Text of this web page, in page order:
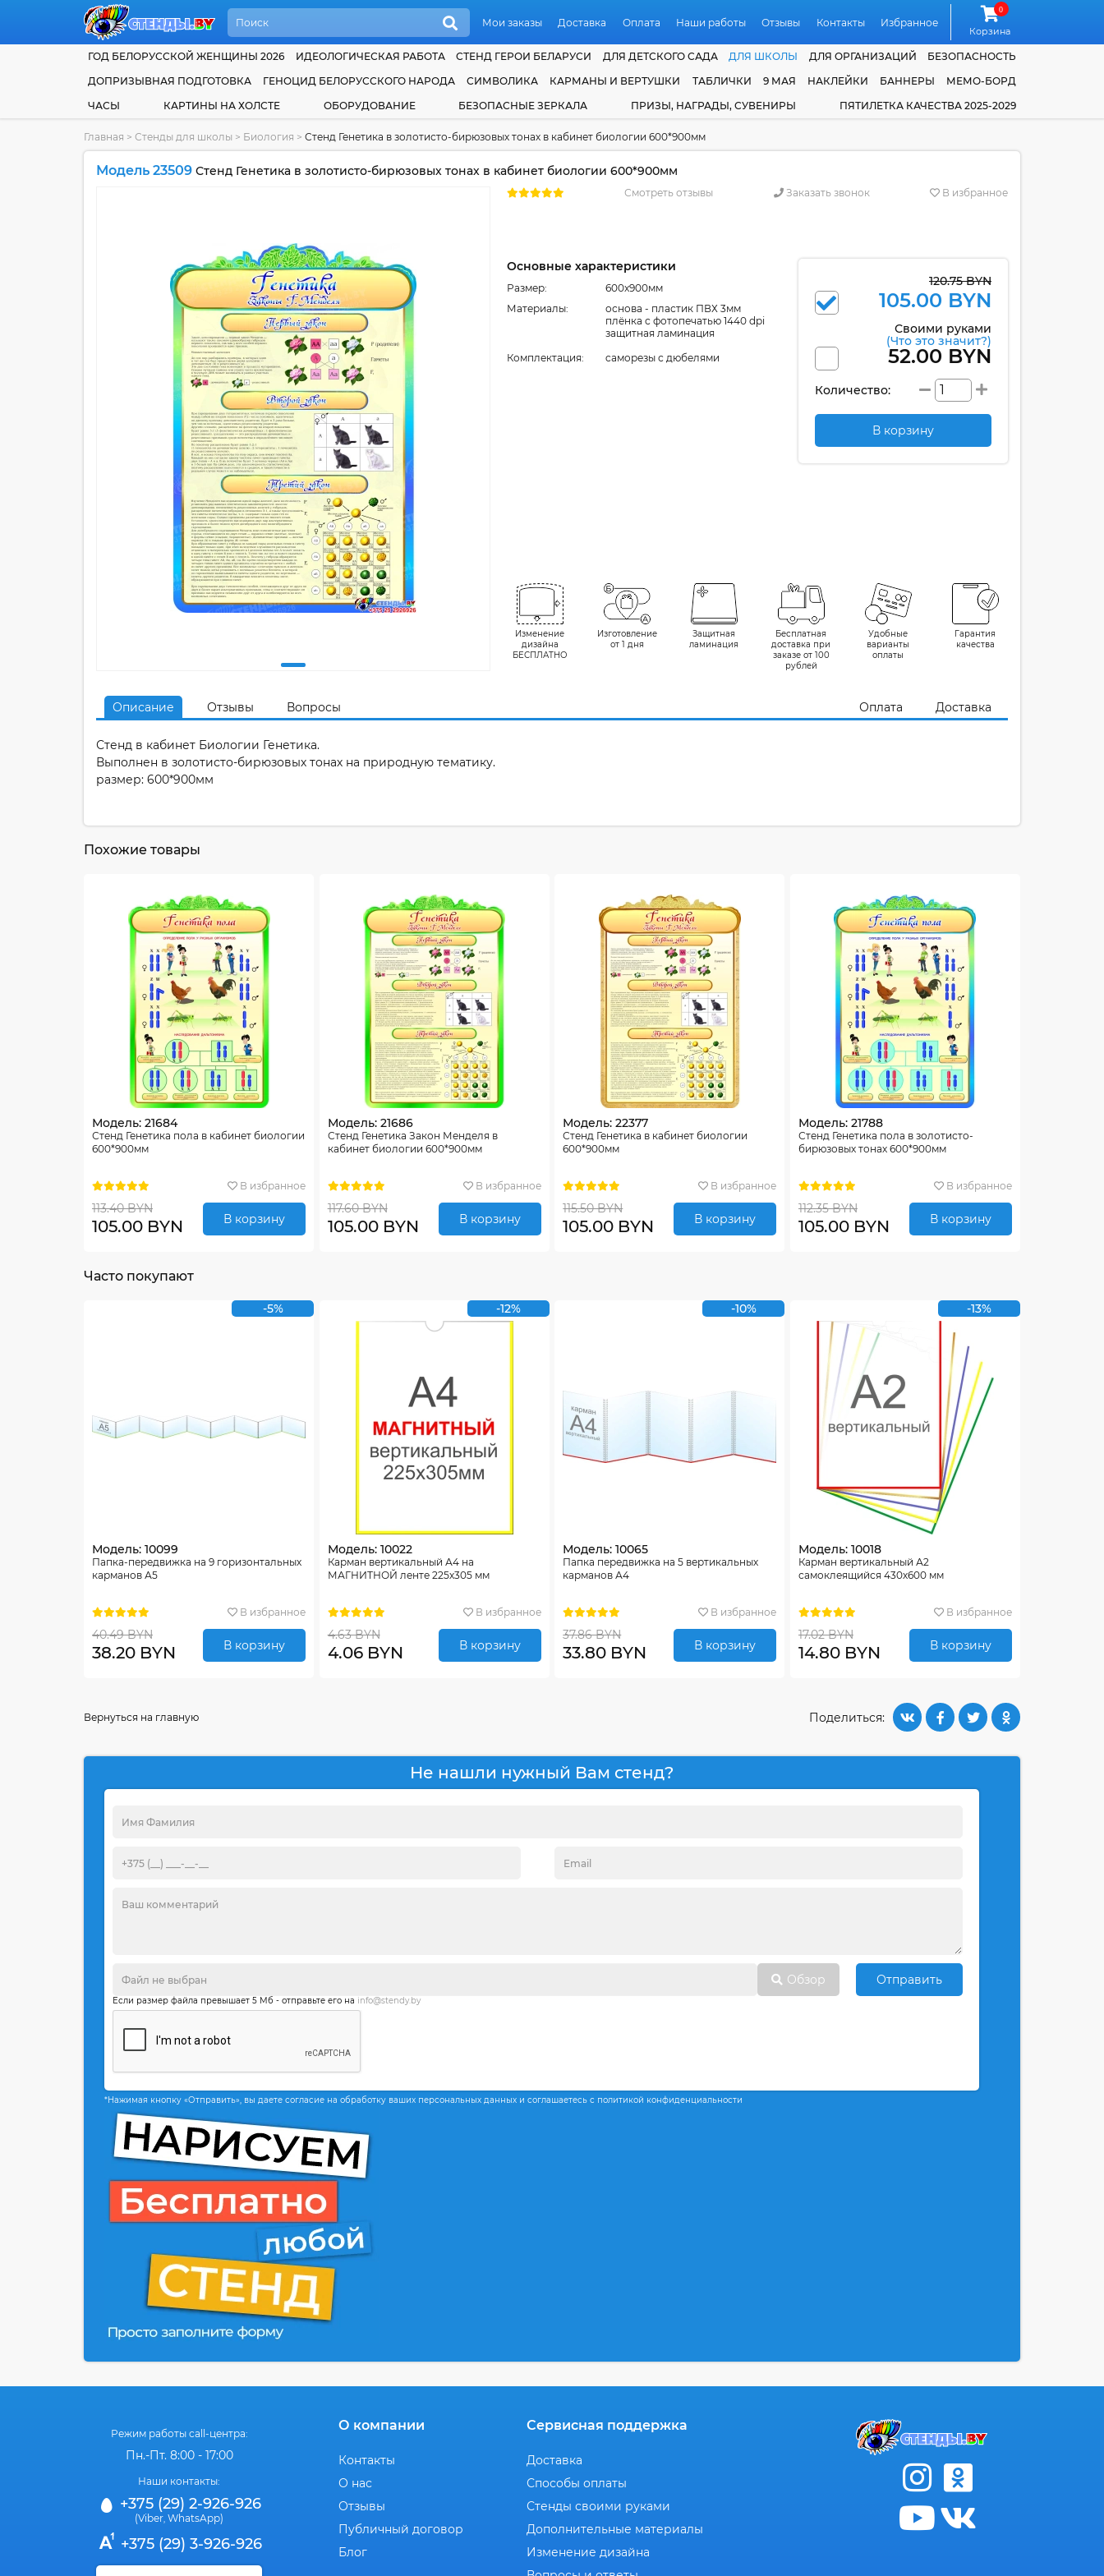
Мои заказы Доставка Оплата Наши работы Отзывы Контакты Избранное
0
Корзина
ГОД БЕЛОРУССКОЙ ЖЕНЩИНЫ 2026 ИДЕОЛОГИЧЕСКАЯ РАБОТА СТЕНД ГЕРОИ БЕЛАРУСИ ДЛЯ ДЕТСКОГО САДА ДЛЯ ШКОЛЫ ДЛЯ ОРГАНИЗАЦИЙ
БЕЗОПАСНОСТЬ
ДОПРИЗЫВНАЯ ПОДГОТОВКА
ГЕНОЦИД БЕЛОРУССКОГО НАРОДА СИМВОЛИКА КАРМАНЫ И ВЕРТУШКИ ТАБЛИЧКИ 9 МАЯ НАКЛЕЙКИ БАННЕРЫ
МЕМО-БОРД
ЧАСЫ
КАРТИНЫ НА ХОЛСТЕ ОБОРУДОВАНИЕ БЕЗОПАСНЫЕ ЗЕРКАЛА ПРИЗЫ, НАГРАДЫ, СУВЕНИРЫ ПЯТИЛЕТКА КАЧЕСТВА 2025-2029
Главная > Стенды для школы > Биология > Стенд Генетика в золотисто-бирюзовых тонах в кабинет биологии 600*900мм
Модель 23509 Стенд Генетика в золотисто-бирюзовых тонах в кабинет биологии 600*900мм
Смотреть отзывы Заказать звонок В избранное
Основные характеристики
Размер:
600x900мм
Материалы:
основа - пластик ПВХ 3мм
плёнка с фотопечатью 1440 dpi
защитная ламинация
Комплектация:
cаморезы с дюбелями
120.75 BYN
105.00 BYN
Своими руками
(Что это значит?)
52.00 BYN
Количество:
В корзину
Изменение
дизайна
БЕСПЛАТНО
Изготовление
от 1 дня
Защитная
ламинация
Бесплатная
доставка при
заказе от 100
рублей
Удобные
варианты
оплаты
Гарантия
качества
Описание Отзывы Вопросы Оплата Доставка
Стенд в кабинет Биологии Генетика.
Выполнен в золотисто-бирюзовых тонах на природную тематику.
размер: 600*900мм
Похожие товары
Модель: 21684
Стенд Генетика пола в кабинет биологии
600*900мм
В избранное
113.40 BYN
105.00 BYN В корзину
Модель: 21686
Стенд Генетика Закон Менделя в
кабинет биологии 600*900мм
В избранное
117.60 BYN
105.00 BYN В корзину
Модель: 22377
Стенд Генетика в кабинет биологии
600*900мм
В избранное
115.50 BYN
105.00 BYN В корзину
Модель: 21788
Стенд Генетика пола в золотисто-
бирюзовых тонах 600*900мм
В избранное
112.35 BYN
105.00 BYN В корзину
Часто покупают
-5%
Модель: 10099
Папка-передвижка на 9 горизонтальных
карманов А5
В избранное
40.49 BYN
38.20 BYN В корзину
-12%
Модель: 10022
Карман вертикальный А4 на
МАГНИТНОЙ ленте 225х305 мм
В избранное
4.63 BYN
4.06 BYN В корзину
-10%
Модель: 10065
Папка передвижка на 5 вертикальных
карманов А4
В избранное
37.86 BYN
33.80 BYN В корзину
-13%
Модель: 10018
Карман вертикальный А2
самоклеящийся 430х600 мм
В избранное
17.02 BYN
14.80 BYN В корзину
Поделиться:
Вернуться на главную
Не нашли нужный Вам стенд?
Обзор Отправить
Если размер файла превышает 5 Мб - отправьте его на info@stendy.by
*Нажимая кнопку «Отправить», вы даете согласие на обработку ваших персональных данных и соглашаетесь с политикой конфиденциальности
Режим работы call-центра:
Пн.-Пт. 8:00 - 17:00
Наши контакты:
+375 (29) 2-926-926
(Viber, WhatsApp)
+375 (29) 3-926-926
О компании
Контакты
О нас
Отзывы
Публичный договор
Блог
Сервисная поддержка
Доставка
Способы оплаты
Стенды своими руками
Дополнительные материалы
Изменение дизайна